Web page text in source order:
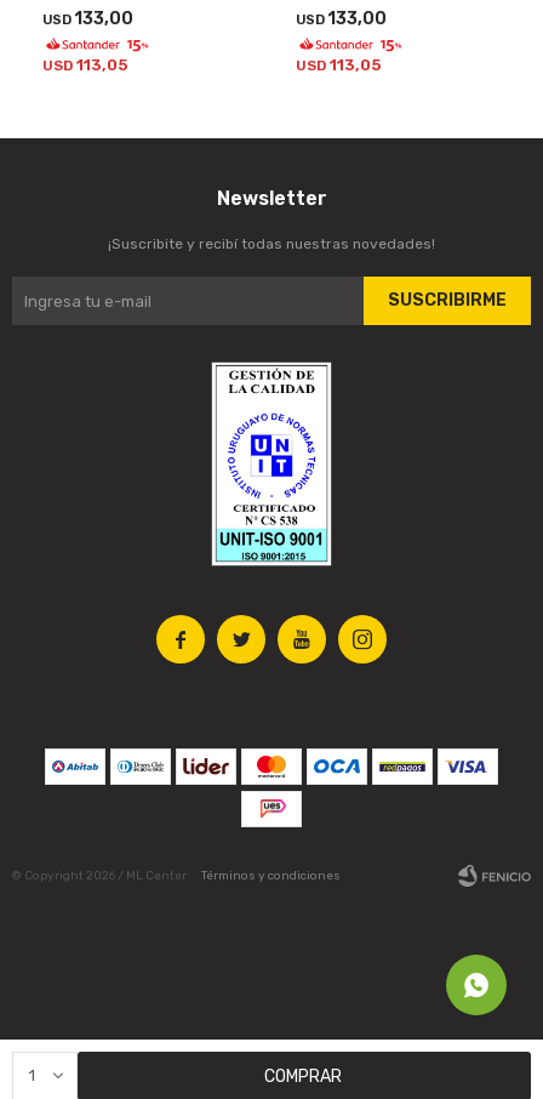
1 COMPRAR
USD133,00
USD 113,05
USD133,00
USD 113,05
   
Newsletter
¡Suscribite y recibí todas nuestras novedades!
SUSCRIBIRME
© Copyright 2026 / ML Center Términos y condiciones
Fenicio